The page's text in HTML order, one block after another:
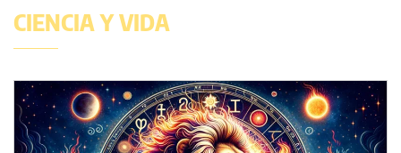
CIENCIA Y VIDA